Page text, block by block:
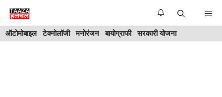
Skip
content
ऑटोमोबाइल टेक्नोलॉजी मनोरंजन बायोग्राफी सरकारी योजना